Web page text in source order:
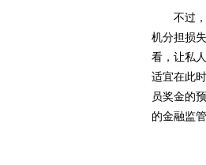
不过，
机分担损
看，让私
适宜在此
员奖金的
的金融监